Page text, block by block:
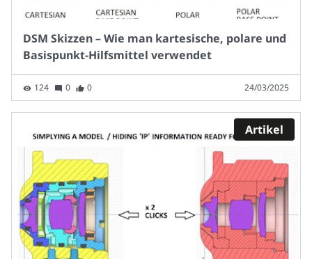
DSM Skizzen – Wie man kartesische, polare und
Basispunkt-Hilfsmittel verwendet
124 0 0 24/03/2025
Artikel